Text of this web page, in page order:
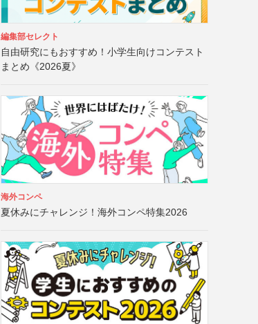
編集部セレクト
自由研究にもおすすめ！小学生向けコンテスト
まとめ《2026夏》
海外コンペ
夏休みにチャレンジ！海外コンペ特集2026